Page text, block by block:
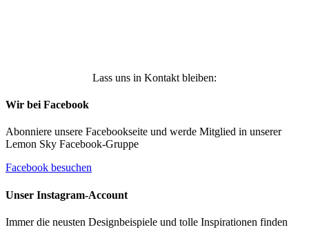
Lass uns in Kontakt bleiben:
Wir bei Facebook
Abonniere unsere Facebookseite und werde Mitglied in unserer
Lemon Sky Facebook-Gruppe
Facebook besuchen
Unser Instagram-Account
Immer die neusten Designbeispiele und tolle Inspirationen finden